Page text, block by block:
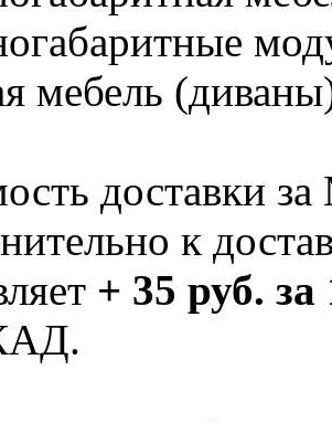
мебель
доставки
к
+ 35 руб.